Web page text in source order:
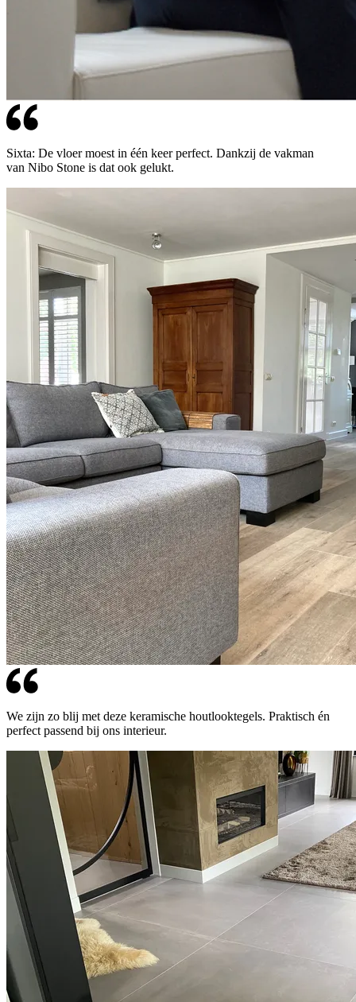
Sixta: De vloer moest in één keer perfect. Dankzij de vakman
van Nibo Stone is dat ook gelukt.
We zijn zo blij met deze keramische houtlooktegels. Praktisch én
perfect passend bij ons interieur.